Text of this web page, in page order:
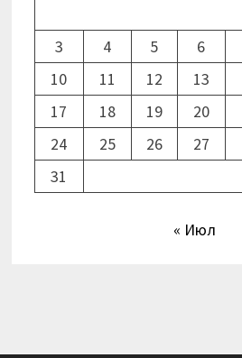
3
4 5 6
10
11 12 13
17
18 19 20
24
25 26 27
31
« Июл